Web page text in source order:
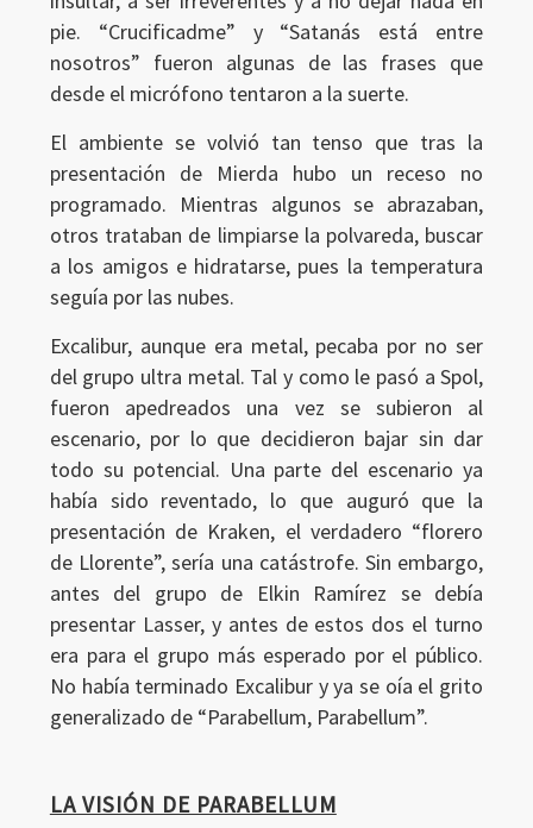
pie. “Crucificadme” y “Satanás está entre
nosotros” fueron algunas de las frases que
desde el micrófono tentaron a la suerte.
El ambiente se volvió tan tenso que tras la
presentación de Mierda hubo un receso no
programado. Mientras algunos se abrazaban,
otros trataban de limpiarse la polvareda, buscar
a los amigos e hidratarse, pues la temperatura
seguía por las nubes.
Excalibur, aunque era metal, pecaba por no ser
del grupo ultra metal. Tal y como le pasó a Spol,
fueron apedreados una vez se subieron al
escenario, por lo que decidieron bajar sin dar
todo su potencial. Una parte del escenario ya
había sido reventado, lo que auguró que la
presentación de Kraken, el verdadero “florero
de Llorente”, sería una catástrofe. Sin embargo,
antes del grupo de Elkin Ramírez se debía
presentar Lasser, y antes de estos dos el turno
era para el grupo más esperado por el público.
No había terminado Excalibur y ya se oía el grito
generalizado de “Parabellum, Parabellum”.
LA VISIÓN DE PARABELLUM
Ingresar